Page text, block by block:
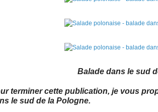
Balade dans le sud
terminer cette publication, je vous
le sud de la Pologne.